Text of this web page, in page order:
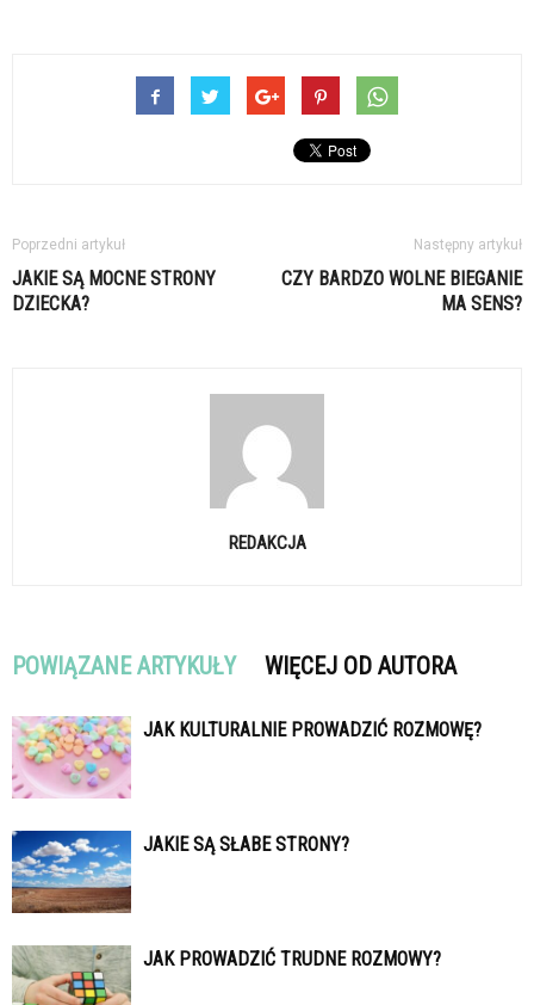
Poprzedni artykuł
JAKIE SĄ MOCNE STRONY
DZIECKA?
Następny artykuł
CZY BARDZO WOLNE BIEGANIE
MA SENS?
REDAKCJA
POWIĄZANE ARTYKUŁY WIĘCEJ OD AUTORA
JAK KULTURALNIE PROWADZIĆ ROZMOWĘ?
JAKIE SĄ SŁABE STRONY?
JAK PROWADZIĆ TRUDNE ROZMOWY?